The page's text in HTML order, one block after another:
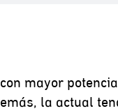
mayor
la actual